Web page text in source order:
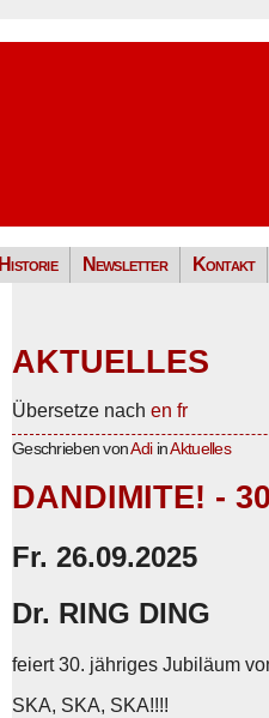
Historie Newsletter Kontakt
AKTUELLES
Übersetze nach en fr
Geschrieben vonAdiinAktuelles
DANDIMITE! -
Fr. 26.09.2025
Dr. RING DING
feiert 30. jähriges Jubiläum
SKA, SKA, SKA!!!!